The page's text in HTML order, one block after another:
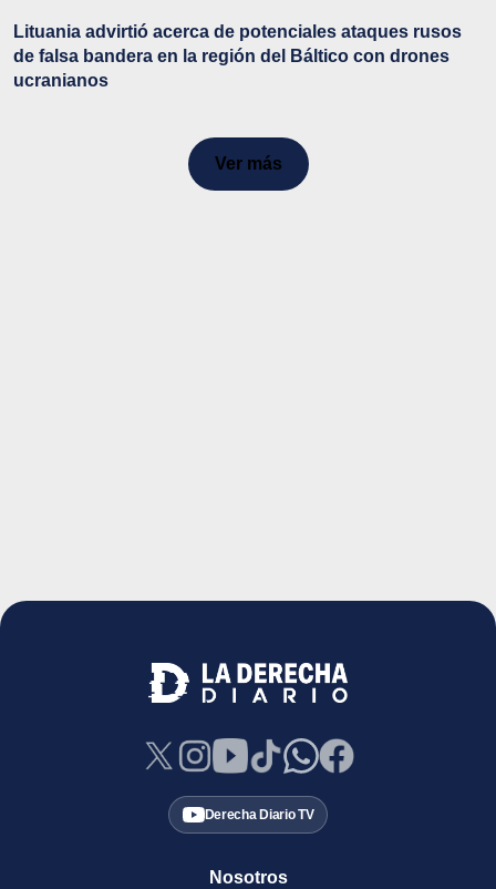
Lituania advirtió acerca de potenciales ataques rusos
de falsa bandera en la región del Báltico con drones
ucranianos
Ver más
Derecha Diario TV
Nosotros